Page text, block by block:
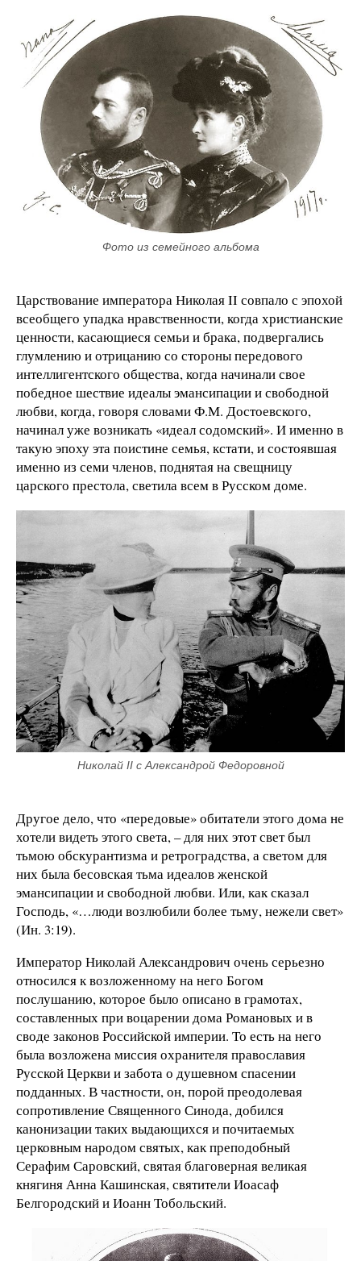
Фото из семейного альбома
Царствование императора Николая II совпало с эпохой
всеобщего упадка нравственности, когда христианские
ценности, касающиеся семьи и брака, подвергались
глумлению и отрицанию со стороны передового
интеллигентского общества, когда начинали свое
победное шествие идеалы эмансипации и свободной
любви, когда, говоря словами Ф.М. Достоевского,
начинал уже возникать «идеал содомский». И именно в
такую эпоху эта поистине семья, кстати, и состоявшая
именно из семи членов, поднятая на свещницу
царского престола, светила всем в Русском доме.
Николай II с Александрой Федоровной
Другое дело, что «передовые» обитатели этого дома не
хотели видеть этого света, – для них этот свет был
тьмою обскурантизма и ретроградства, а светом для
них была бесовская тьма идеалов женской
эмансипации и свободной любви. Или, как сказал
Господь, «…люди возлюбили более тьму, нежели свет»
(Ин. 3:19).
Император Николай Александрович очень серьезно
относился к возложенному на него Богом
послушанию, которое было описано в грамотах,
составленных при воцарении дома Романовых и в
своде законов Российской империи. То есть на него
была возложена миссия охранителя православия
Русской Церкви и забота о душевном спасении
подданных. В частности, он, порой преодолевая
сопротивление Священного Синода, добился
канонизации таких выдающихся и почитаемых
церковным народом святых, как преподобный
Серафим Саровский, святая благоверная великая
княгиня Анна Кашинская, святители Иоасаф
Белгородский и Иоанн Тобольский.